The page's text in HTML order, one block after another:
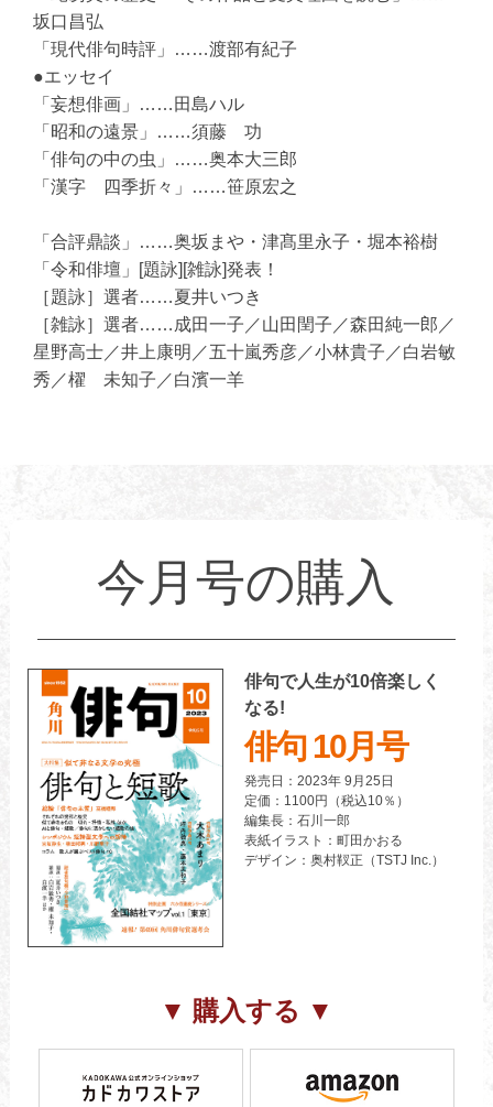
坂口昌弘
「現代俳句時評」……渡部有紀子
●エッセイ
「妄想俳画」……田島ハル
「昭和の遠景」……須藤 功
「俳句の中の虫」……奥本大三郎
「漢字 四季折々」……笹原宏之
「合評鼎談」……奥坂まや・津髙里永子・堀本裕樹
「令和俳壇」[題詠][雑詠]発表！
［題詠］選者……夏井いつき
［雑詠］選者……成田一子／山田閏子／森田純一郎／
星野高士／井上康明／五十嵐秀彦／小林貴子／白岩敏
秀／櫂 未知子／白濱一羊
今月号の購入
俳句で人生が10倍楽しく
なる!
俳句 10月号
発売日：2023年 9月25日
定価：1100円（税込10％）
編集長：石川一郎
表紙イラスト：町田かおる
デザイン：奥村靫正（TSTJ Inc.）
▼ 購入する ▼